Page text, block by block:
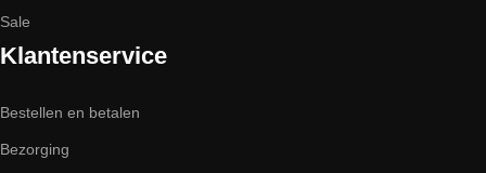
Sale
Klantenservice
Bestellen en betalen
Bezorging